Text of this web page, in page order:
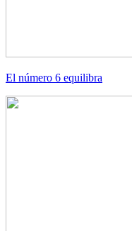
El número 6 equilibra